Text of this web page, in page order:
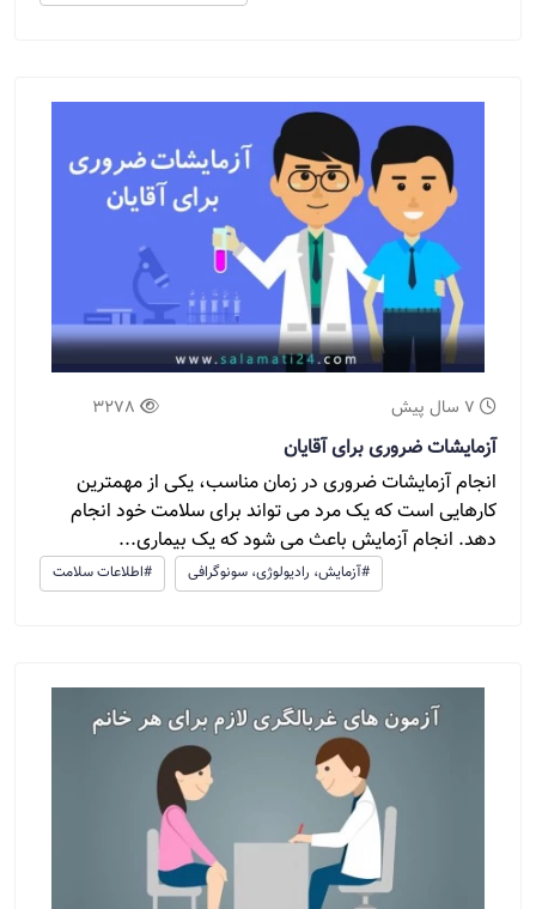
7 سال پیش 3278
آزمایشات ضروری برای آقایان
انجام آزمایشات ضروری در زمان مناسب، یکی از مهمترین
کارهایی است که یک مرد می تواند برای سلامت خود انجام
دهد. انجام آزمایش باعث می شود که یک بیماری...
#اطلاعات سلامت #آزمایش، رادیولوژی، سونوگرافی